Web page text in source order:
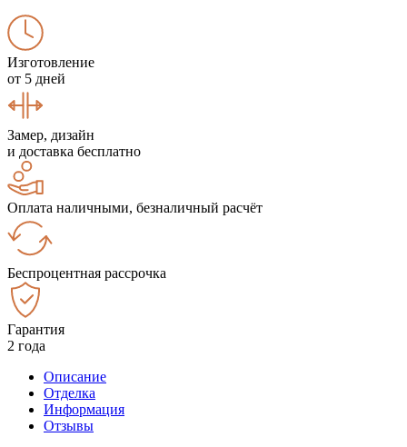
Изготовление
от 5 дней
Замер, дизайн
и доставка бесплатно
Оплата наличными, безналичный расчёт
Беспроцентная рассрочка
Гарантия
2 года
Описание
Отделка
Информация
Отзывы